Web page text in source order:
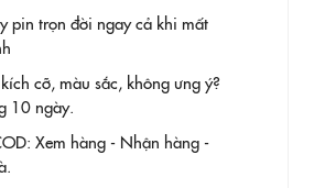
pin trọn đời ngay cả khi mất
cỡ, màu sắc, không ưng ý?
10 ngày.
Xem hàng - Nhận hàng -